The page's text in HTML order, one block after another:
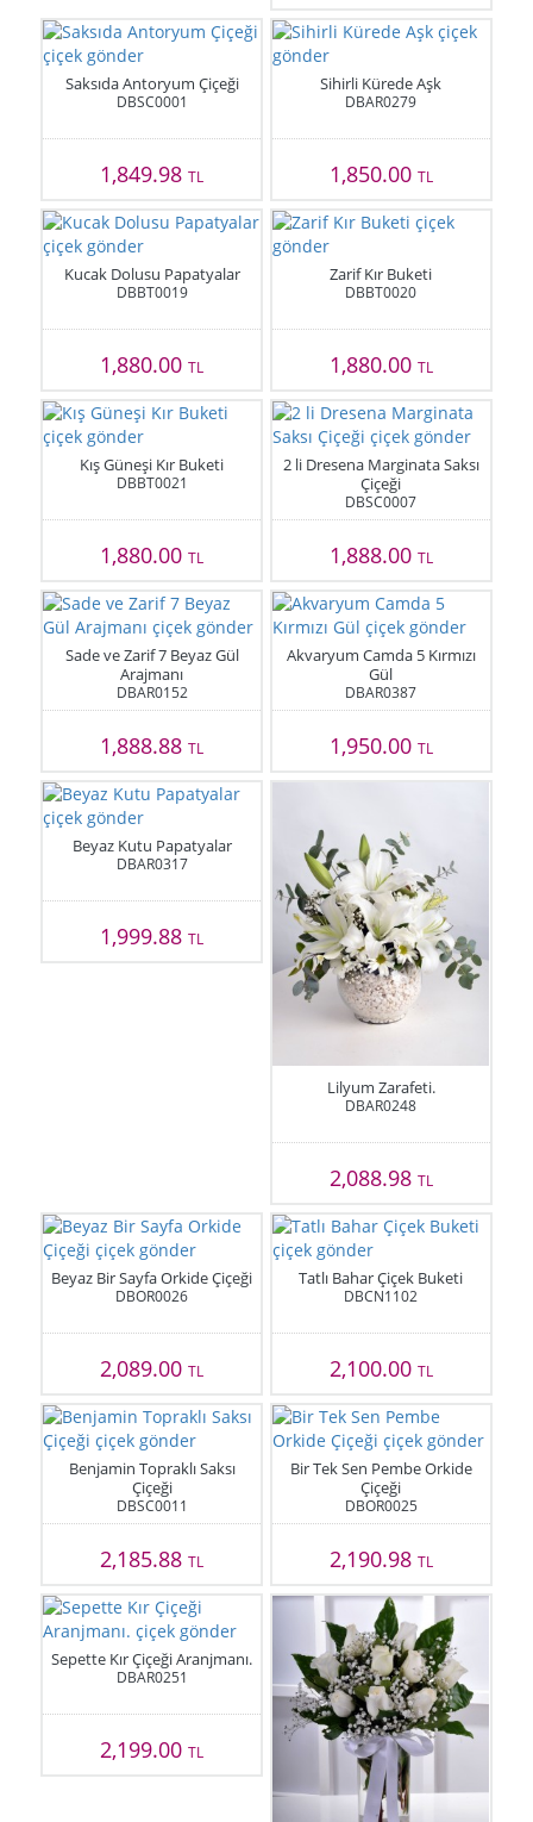
Saksıda Antoryum Çiçeği
DBSC0001
1,849.98TL
Sihirli Kürede Aşk
DBAR0279
1,850.00 TL
Kucak Dolusu Papatyalar
DBBT0019
1,880.00TL
Zarif Kır Buketi
DBBT0020
1,880.00 TL
Kış Güneşi Kır Buketi
DBBT0021
1,880.00TL
2 li Dresena Marginata Saksı
Çiçeği
DBSC0007
1,888.00 TL
Sade ve Zarif 7 Beyaz Gül
Arajmanı
DBAR0152
1,888.88TL
Akvaryum Camda 5 Kırmızı
Gül
DBAR0387
1,950.00 TL
Beyaz Kutu Papatyalar
DBAR0317
1,999.88TL
Lilyum Zarafeti.
DBAR0248
2,088.98 TL
Beyaz Bir Sayfa Orkide Çiçeği
DBOR0026
2,089.00TL
Tatlı Bahar Çiçek Buketi
DBCN1102
2,100.00 TL
Benjamin Topraklı Saksı
Çiçeği
DBSC0011
2,185.88TL
Bir Tek Sen Pembe Orkide
Çiçeği
DBOR0025
2,190.98 TL
Sepette Kır Çiçeği Aranjmanı.
DBAR0251
2,199.00TL